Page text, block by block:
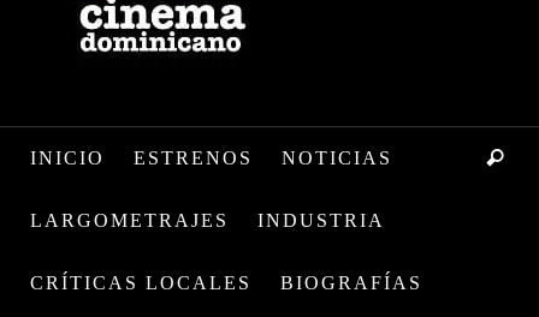
INICIO ESTRENOS NOTICIAS
LARGOMETRAJES INDUSTRIA
CRÍTICAS LOCALES BIOGRAFÍAS